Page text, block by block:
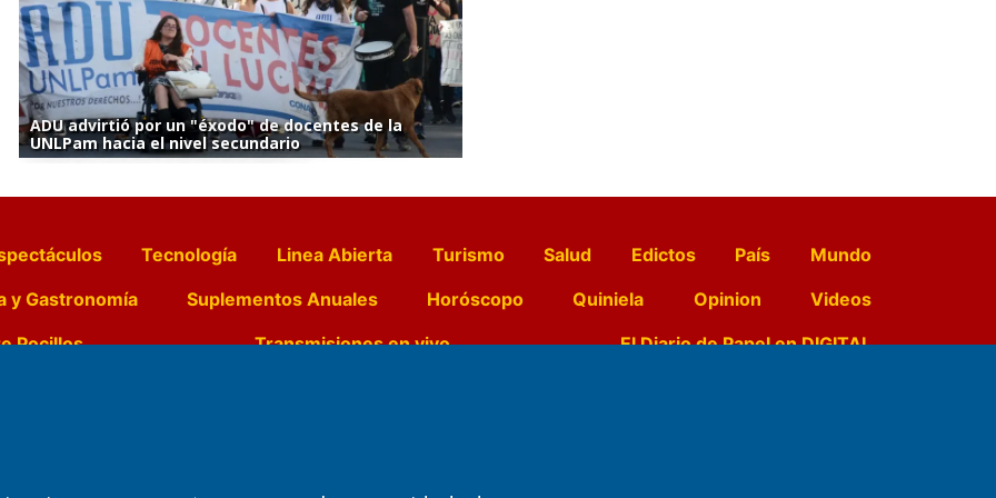
ADU advirtió por un "éxodo" de docentes de la
UNLPam hacia el nivel secundario
Tecnología Linea Abierta Turismo Salud Edictos País
Mundo
y Gastronomía Suplementos Anuales Horóscopo Quiniela Opinion
Videos
Pocillos Transmisiones en vivo El Diario de Papel en DIGITAL